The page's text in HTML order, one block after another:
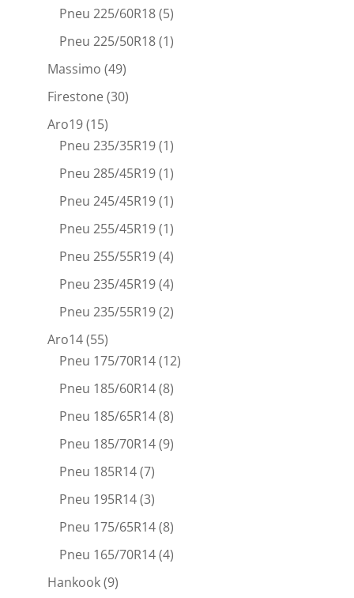
Pneu 225/60R18(5)
Pneu 225/50R18(1)
Massimo (49)
Firestone(30)
Aro19(15)
Pneu 235/35R19(1)
Pneu 285/45R19(1)
Pneu 245/45R19(1)
Pneu 255/45R19(1)
Pneu 255/55R19(4)
Pneu 235/45R19(4)
Pneu 235/55R19(2)
Aro14(55)
Pneu 175/70R14(12)
Pneu 185/60R14(8)
Pneu 185/65R14(8)
Pneu 185/70R14(9)
Pneu 185R14(7)
Pneu 195R14(3)
Pneu 175/65R14(8)
Pneu 165/70R14(4)
Hankook(9)